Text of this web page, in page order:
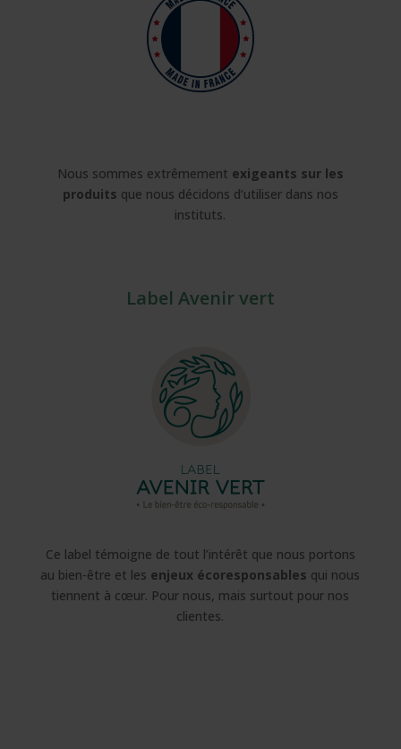
Nous sommes extrêmement exigeants sur les
produits que nous décidons d’utiliser dans nos
instituts.
Label Avenir vert
Ce label témoigne de tout l’intérêt que nous portons
au bien-être et les enjeux écoresponsables qui nous
tiennent à cœur. Pour nous, mais surtout pour nos
clientes.